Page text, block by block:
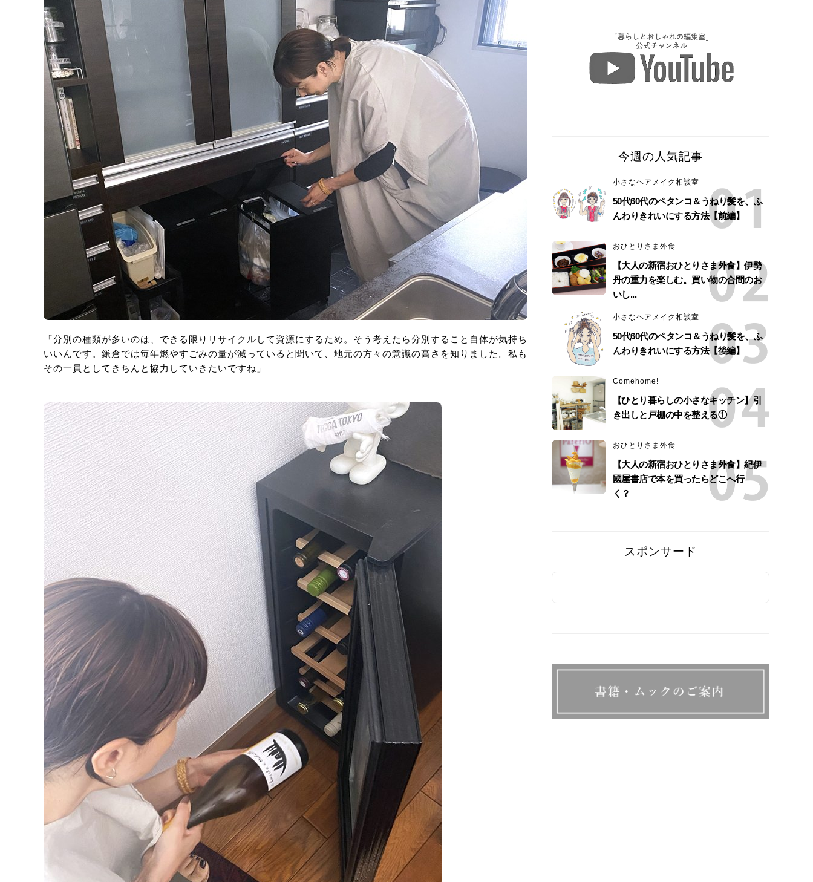
「分別の種類が多いのは、できる限りリサイクルして資源にするため。そう考えたら分別すること自体が気持ち
いいんです。鎌倉では毎年燃やすごみの量が減っていると聞いて、地元の方々の意識の高さを知りました。私も
その一員としてきちんと協力していきたいですね」
今週の人気記事
小さなヘアメイク相談室
50代60代のペタンコ＆うねり髪を、ふ
んわりきれいにする方法【前編】
おひとりさま外食
【大人の新宿おひとりさま外食】伊勢
丹の重力を楽しむ。買い物の合間のお
いし...
小さなヘアメイク相談室
50代60代のペタンコ＆うねり髪を、ふ
んわりきれいにする方法【後編】
Comehome!
【ひとり暮らしの小さなキッチン】引
き出しと戸棚の中を整える①
おひとりさま外食
【大人の新宿おひとりさま外食】紀伊
國屋書店で本を買ったらどこへ行
く？
スポンサード